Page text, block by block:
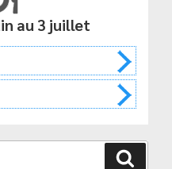
au 3 juillet